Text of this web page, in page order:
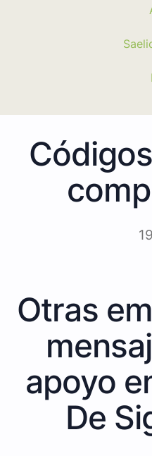
Otras
apoyo
De